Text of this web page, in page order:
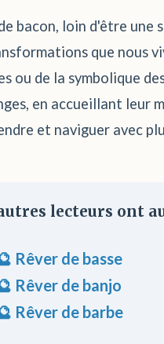
bacon, loin d'être
que nous
ou de la symbolique
en accueillant leur
et naviguer avec
lecteurs ont
Rêver de basse
Rêver de banjo
Rêver de barbe